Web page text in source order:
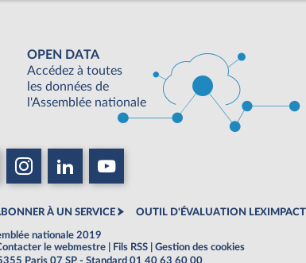
OPEN DATA
Accédez à toutes
les données de
l'Assemblée nationale
À UN SERVICE OUTIL D'ÉVALUATION LEXIMPACT
nationale 2019
le webmestre Fils RSS
Gestion des cookies
Paris 07 SP - Standard 01 40 63 60 00